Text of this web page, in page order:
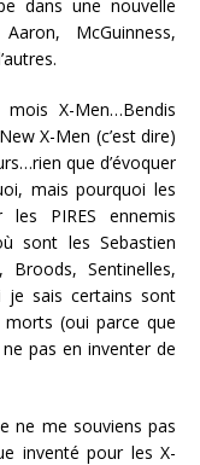
dans une nouvelle
McGuinness,
X-Men…Bendis
X-Men (c’est dire)
que d’évoquer
mais pourquoi les
les PIRES ennemis
sont les Sebastien
Sentinelles,
je sais certains sont
(oui parce que
pas en inventer de
ne me souviens pas
inventé pour les X-